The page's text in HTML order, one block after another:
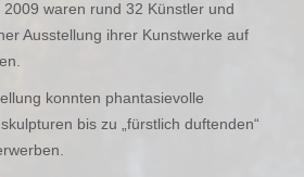
waren rund 32 Künstler und
Ausstellung ihrer Kunstwerke auf
konnten phantasievolle
bis zu „fürstlich duftenden“